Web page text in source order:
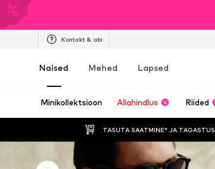
Kontakt & abi
Naised Mehed Lapsed
Minikollektsioon Allahindlus Riided
TASUTA SAATMINE* JA TAGASTUS